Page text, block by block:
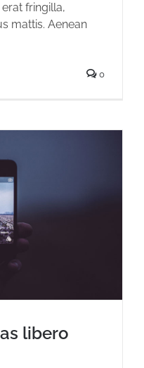
fringilla,
mattis. Aenean
0
libero